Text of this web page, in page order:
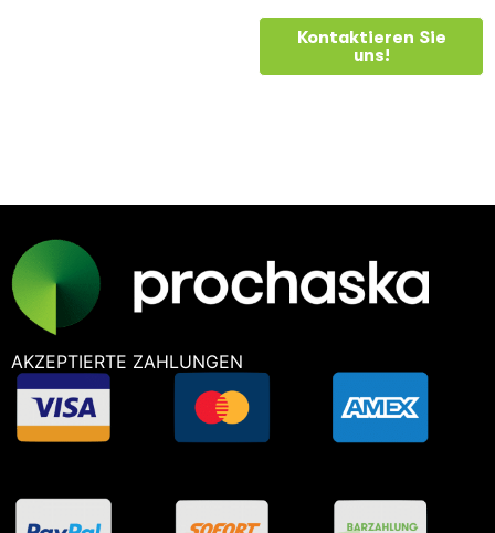
Kontaktieren Sie
uns!
AKZEPTIERTE ZAHLUNGEN